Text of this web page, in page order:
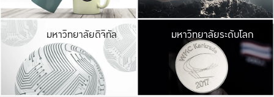
มหาวิทยาลัยดิจิทัล มหาวิ
เปลี่ยนแปลง แล
เพื่อทำง
ระบบสารสนเทศ
มหาวิทยาลัยระดับโลก